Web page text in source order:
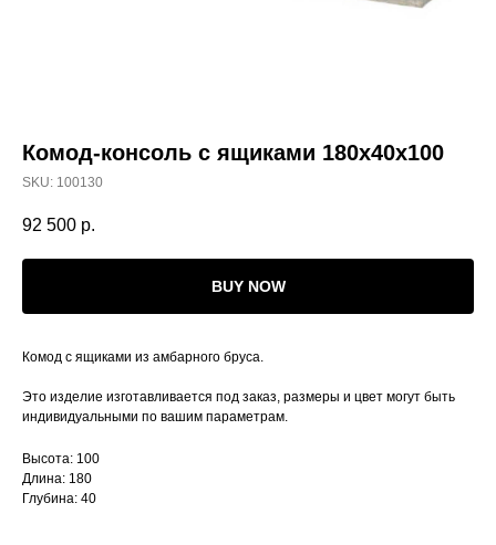
Комод-консоль с ящиками 180х40x100
SKU: 100130
92 500 р.
BUY NOW
Комод с ящиками из амбарного бруса.
Это изделие изготавливается под заказ, размеры и цвет могут быть
индивидуальными по вашим параметрам.
Высота: 100
Длина: 180
Глубина: 40